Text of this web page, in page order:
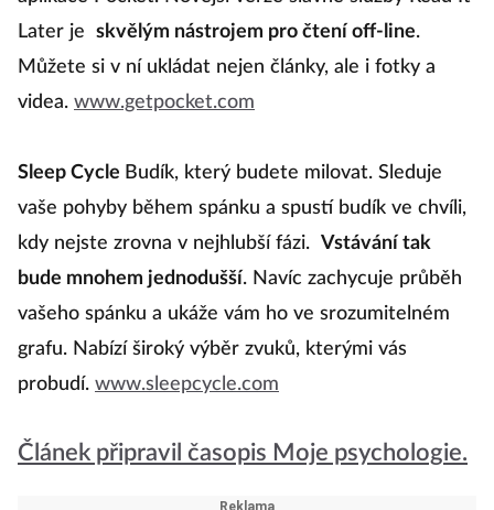
Later je
skvělým nástrojem pro čtení off-line.
Můžete si v ní ukládat nejen články, ale i fotky a
videa. www.getpocket.com
Sleep Cycle Budík, který budete milovat. Sleduje
vaše pohyby během spánku a spustí budík ve chvíli,
kdy nejste zrovna v nejhlubší fázi. Vstávání tak
bude mnohem jednodušší. Navíc zachycuje průběh
vašeho spánku a ukáže vám ho ve srozumitelném
grafu. Nabízí široký výběr zvuků, kterými vás
probudí. www.sleepcycle.com
Článek připravil časopis Moje psychologie.